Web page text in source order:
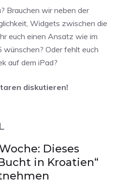
Brauchen wir neben der
Widgets zwischen die
euch einen Ansatz wie im
Oder fehlt euch
auf dem iPad?
diskutieren!
Dieses
in Kroatien“